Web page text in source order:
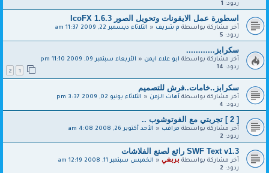
ردود:
اسطورة عمل الايقونات وتحويل الصور IcoFX 1.6.3
آخر مشاركة بواسطةم شريف« الثلاثاء ديسمبر 22, 2009 11:37 am
ردود: 5
سكرابز............
آخر مشاركة بواسطةابو علاء ايمن« الأربعاء سبتمبر 09, 2009 11:10 pm
ردود: 14
2
سكرابز..خامات..فرش للتصميم
آخر مشاركة بواسطةآهات الزمن« الثلاثاء يونيو 02, 2009 3:37 pm
ردود: 4
[ 2 ] تجربتي مع الفوتوشوب ..
آخر مشاركة بواسطةمراقب« الأحد أكتوبر 26, 2008 4:08 am
ردود: 2
SWF Text v1.3 رائع لصنع الفلاشات
آخر مشاركة بواسطةبربغي« الخميس سبتمبر 11, 2008 12:19 am
ردود: 2